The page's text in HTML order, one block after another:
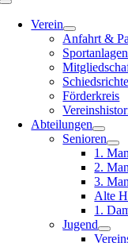
Toggle
NavigationVerein
Anfahrt &
Sportanlagen
Förderkreis
Abteilungen
Senioren
1.
2.
3.
Alte
1.
Jugend